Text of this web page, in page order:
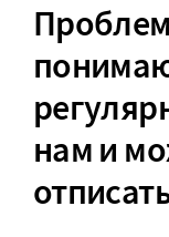
нам и